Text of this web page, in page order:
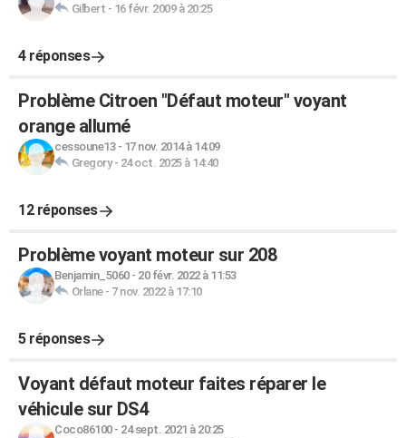
Gilbert - 16 févr. 2009 à 20:25
4 réponses
Problème Citroen "Défaut moteur" voyant
orange allumé
cessoune13- 17 nov. 2014 à 14:09
Gregory- 24 oct. 2025 à 14:40
12 réponses
Problème voyant moteur sur 208
Benjamin_5060- 20 févr. 2022 à 11:53
Orlane- 7 nov. 2022 à 17:10
5 réponses
Voyant défaut moteur faites réparer le
véhicule sur DS4
Coco86100- 24 sept. 2021 à 20:25